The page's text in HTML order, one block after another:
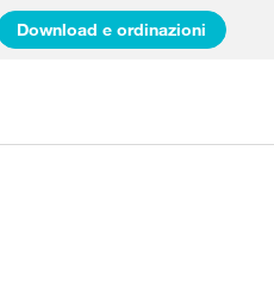
Download e ordinazioni